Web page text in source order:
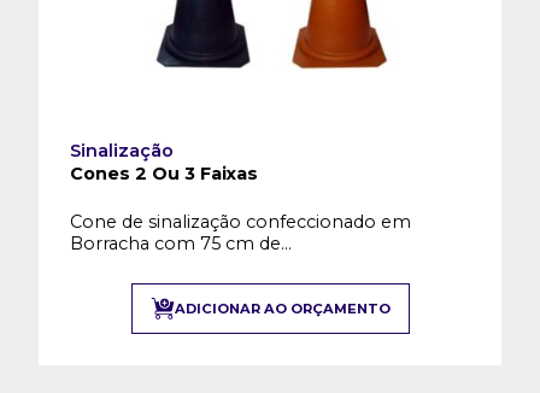
Sinalização
Cones 2 Ou 3 Faixas
Cone de sinalização confeccionado em
Borracha com 75 cm de...
ADICIONAR AO ORÇAMENTO